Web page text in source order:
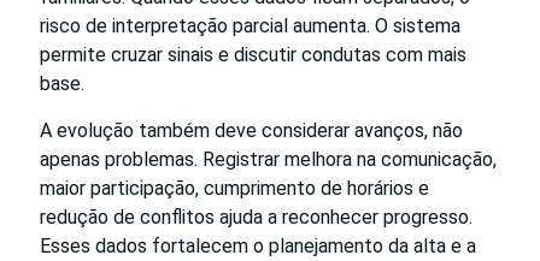
risco de interpretação parcial aumenta. O sistema
permite cruzar sinais e discutir condutas com mais
base.
A evolução também deve considerar avanços, não
apenas problemas. Registrar melhora na comunicação,
maior participação, cumprimento de horários e
redução de conflitos ajuda a reconhecer progresso.
Esses dados fortalecem o planejamento da alta e a